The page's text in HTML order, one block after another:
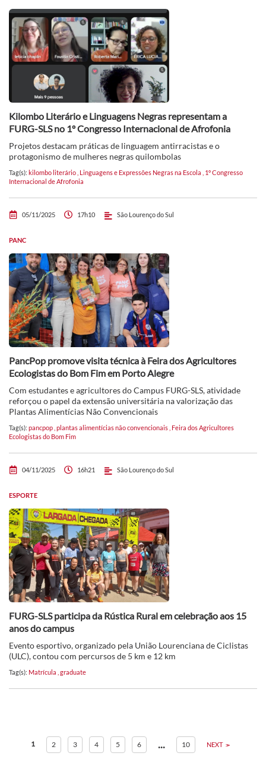
Kilombo Literário e Linguagens Negras representam a
FURG-SLS no 1º Congresso Internacional de Afrofonia
Projetos destacam práticas de linguagem antirracistas e o
protagonismo de mulheres negras quilombolas
Tag(s): kilombo literário Linguagens e Expressões Negras na Escola
1º Congresso
Internacional de Afrofonia
05/11/2025 17h10 São Lourenço do Sul
PANC
PancPop promove visita técnica à Feira dos Agricultores
Ecologistas do Bom Fim em Porto Alegre
Com estudantes e agricultores do Campus FURG-SLS, atividade
reforçou o papel da extensão universitária na valorização das
Plantas Alimentícias Não Convencionais
Tag(s): pancpop plantas alimentícias não convencionais Feira dos Agricultores
Ecologistas do Bom Fim
04/11/2025 16h21 São Lourenço do Sul
ESPORTE
FURG-SLS participa da Rústica Rural em celebração aos 15
anos do campus
Evento esportivo, organizado pela União Lourenciana de Ciclistas
(ULC), contou com percursos de 5 km e 12 km
Tag(s): Matrícula graduate
1 2 3 4 5 6 ... 10 NEXT